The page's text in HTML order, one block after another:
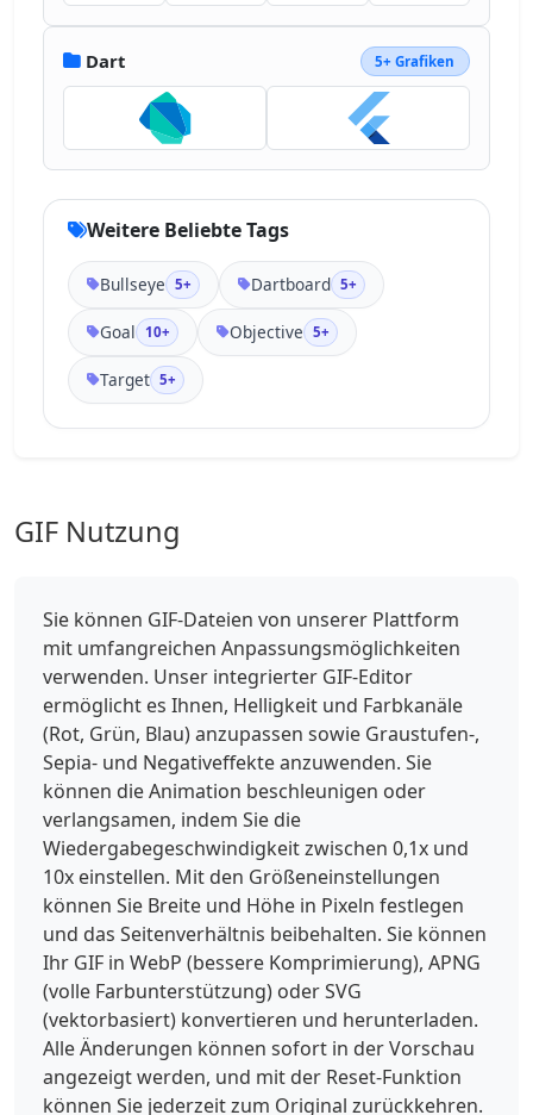
Dart 5+ Grafiken
Weitere Beliebte Tags
Bullseye 5+ Dartboard 5+
Goal 10+ Objective 5+
Target 5+
GIF Nutzung
Sie können GIF-Dateien von unserer Plattform
mit umfangreichen Anpassungsmöglichkeiten
verwenden. Unser integrierter GIF-Editor
ermöglicht es Ihnen, Helligkeit und Farbkanäle
(Rot, Grün, Blau) anzupassen sowie Graustufen-,
Sepia- und Negativeffekte anzuwenden. Sie
können die Animation beschleunigen oder
verlangsamen, indem Sie die
Wiedergabegeschwindigkeit zwischen 0,1x und
10x einstellen. Mit den Größeneinstellungen
können Sie Breite und Höhe in Pixeln festlegen
und das Seitenverhältnis beibehalten. Sie können
Ihr GIF in WebP (bessere Komprimierung), APNG
(volle Farbunterstützung) oder SVG
(vektorbasiert) konvertieren und herunterladen.
Alle Änderungen können sofort in der Vorschau
angezeigt werden, und mit der Reset-Funktion
können Sie jederzeit zum Original zurückkehren.